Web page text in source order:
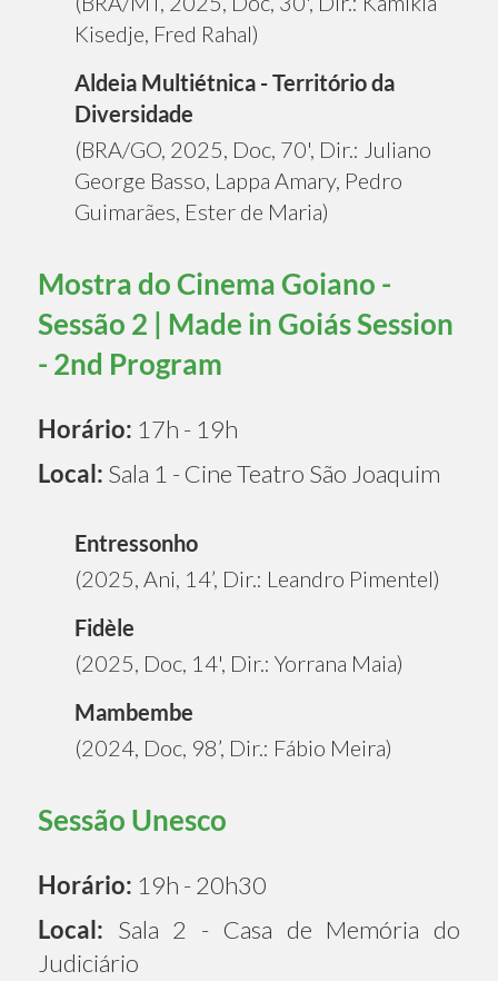
Kisedje, Fred Rahal)
Aldeia Multiétnica - Território da
Diversidade
(BRA/GO, 2025, Doc, 70', Dir.: Juliano
George Basso, Lappa Amary, Pedro
Guimarães, Ester de Maria)
Mostra do Cinema Goiano -
Sessão 2 | Made in Goiás Session
- 2nd Program
Horário: 17h - 19h
Local: Sala 1 - Cine Teatro São Joaquim
Entressonho
(2025, Ani, 14’, Dir.: Leandro Pimentel)
Fidèle
(2025, Doc, 14', Dir.: Yorrana Maia)
Mambembe
(2024, Doc, 98’, Dir.: Fábio Meira)
Sessão Unesco
Horário: 19h - 20h30
Local: Sala 2 - Casa de Memória do
Judiciário